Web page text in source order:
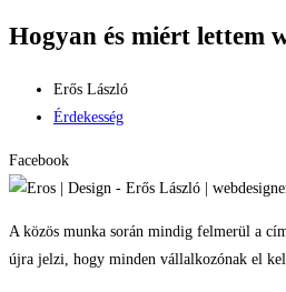
Hogyan és miért lettem
Erős László
Érdekesség
Facebook
A közös munka során mindig felmerül a
újra jelzi, hogy minden vállalkozónak el